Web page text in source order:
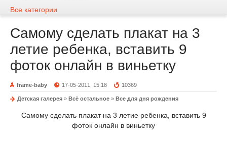
Все категории
Самому сделать плакат на 3
летие ребенка, вставить 9
фоток онлайн в виньетку
frame-baby 17-05-2011, 15:18 10369
Детская галерея » Всё остальное » Все для дня рождения
Самому сделать плакат на 3 летие ребенка, вставить 9
фоток онлайн в виньетку